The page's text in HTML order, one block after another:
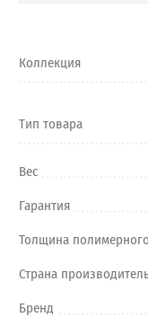
Коллекция
Тип товара
Вес
Гарантия
Толщина
Страна
Бренд